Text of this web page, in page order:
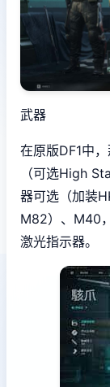
武器
在原版DF1中
（可选High
器可选（加装
M82）、M40
激光指示器。